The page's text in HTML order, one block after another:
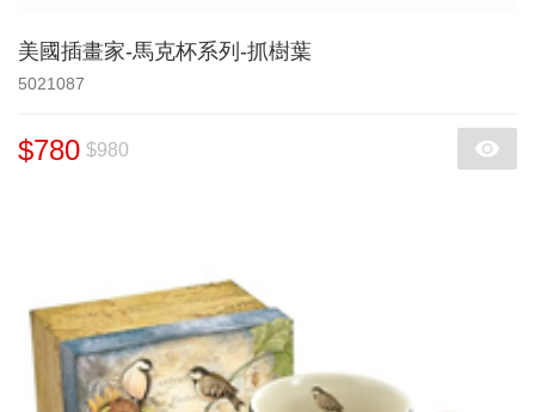
美國插畫家-馬克杯系列-抓樹葉
5021087
$780 $980